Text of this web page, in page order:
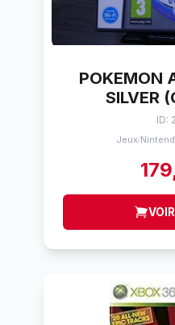
POKEMON
SILVER
ID:
Jeux/